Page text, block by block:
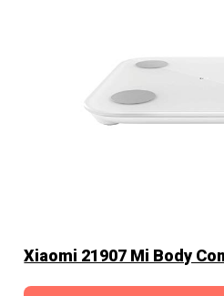
Xiaomi 21907 Mi Body